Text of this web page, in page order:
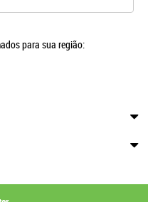
para sua região: